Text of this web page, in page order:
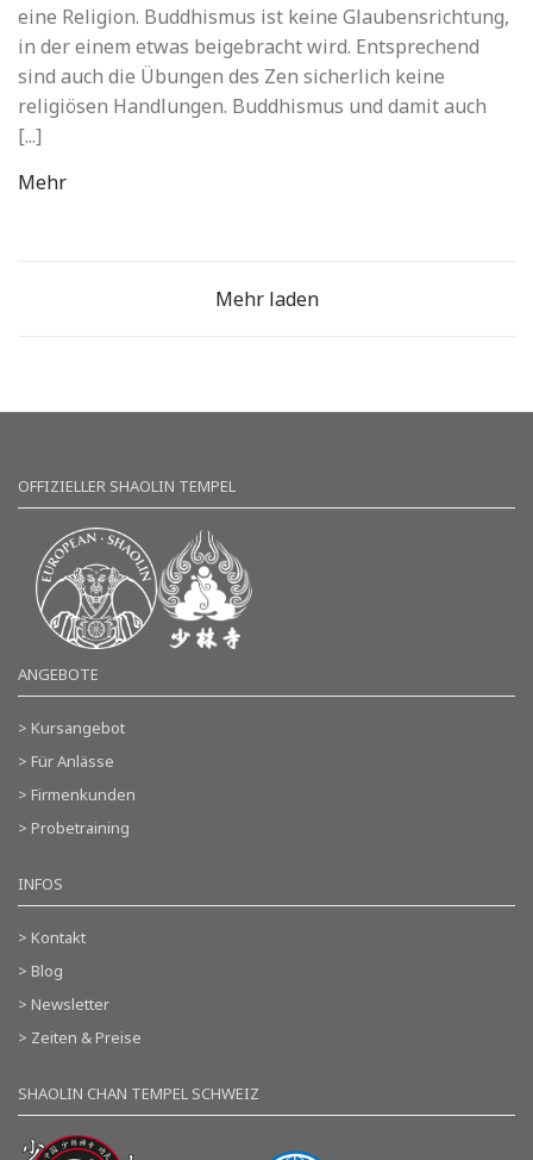
eine Religion. Buddhismus ist keine Glaubensrichtung,
in der einem etwas beigebracht wird. Entsprechend
sind auch die Übungen des Zen sicherlich keine
religiösen Handlungen. Buddhismus und damit auch
[...]
Mehr
Mehr laden
OFFIZIELLER SHAOLIN TEMPEL
ANGEBOTE
> Kursangebot
> Für Anlässe
> Firmenkunden
> Probetraining
INFOS
> Kontakt
> Blog
> Newsletter
> Zeiten & Preise
SHAOLIN CHAN TEMPEL SCHWEIZ